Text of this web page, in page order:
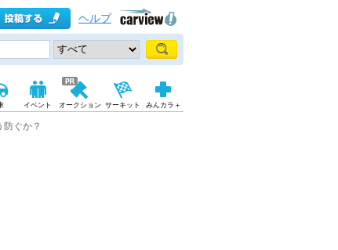
ヘルプ
イベント オークション サーキット みんカラ＋
防ぐか？